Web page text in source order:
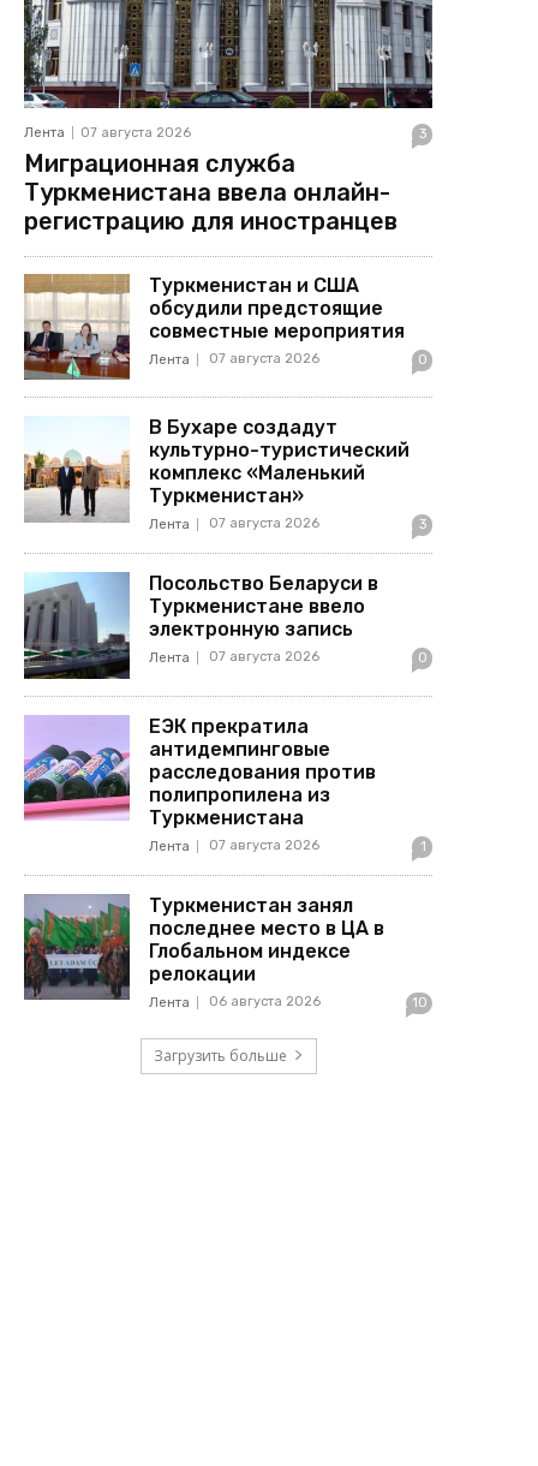
Лента 07 августа 2026 3
Миграционная служба
Туркменистана ввела онлайн-
регистрацию для иностранцев
Туркменистан и США
обсудили предстоящие
совместные мероприятия
Лента 07 августа 2026 0
В Бухаре создадут
культурно-туристический
комплекс «Маленький
Туркменистан»
Лента 07 августа 2026 3
Посольство Беларуси в
Туркменистане ввело
электронную запись
Лента 07 августа 2026 0
ЕЭК прекратила
антидемпинговые
расследования против
полипропилена из
Туркменистана
Лента 07 августа 2026 1
Туркменистан занял
последнее место в ЦА в
Глобальном индексе
релокации
Лента 06 августа 2026 10
Загрузить больше